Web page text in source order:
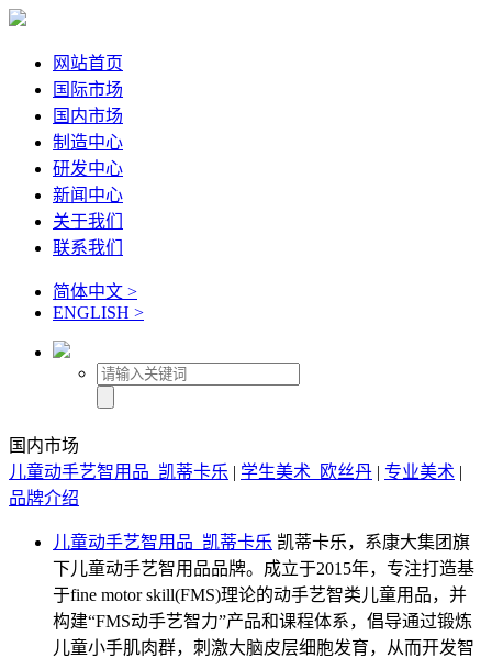
网站首页
国际市场
国内市场
制造中心
研发中心
新闻中心
关于我们
联系我们
简体中文 >
ENGLISH >
国内市场
儿童动手艺智用品_凯蒂卡乐 | 学生美术_欧丝丹 | 专业美术 |
品牌介绍
儿童动手艺智用品_凯蒂卡乐 凯蒂卡乐，系康大集团旗
下儿童动手艺智用品品牌。成立于2015年，专注打造基
于fine motor skill(FMS)理论的动手艺智类儿童用品，并
构建“FMS动手艺智力”产品和课程体系，倡导通过锻炼
儿童小手肌肉群，刺激大脑皮层细胞发育，从而开发智